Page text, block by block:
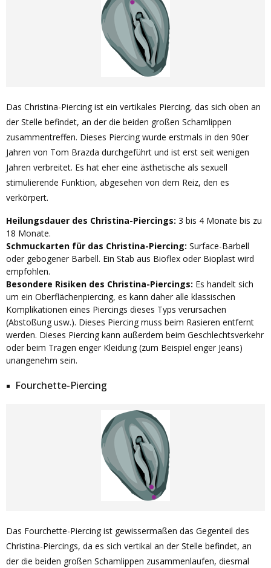
Das Christina-Piercing ist ein vertikales Piercing, das sich oben an
der Stelle befindet, an der die beiden großen Schamlippen
zusammentreffen. Dieses Piercing wurde erstmals in den 90er
Jahren von Tom Brazda durchgeführt und ist erst seit wenigen
Jahren verbreitet. Es hat eher eine ästhetische als sexuell
stimulierende Funktion, abgesehen von dem Reiz, den es
verkörpert.
Heilungsdauer des Christina-Piercings: 3 bis 4 Monate bis zu
18 Monate.
Schmuckarten für das Christina-Piercing: Surface-Barbell
oder gebogener Barbell. Ein Stab aus Bioflex oder Bioplast wird
empfohlen.
Besondere Risiken des Christina-Piercings: Es handelt sich
um ein Oberflächenpiercing, es kann daher alle klassischen
Komplikationen eines Piercings dieses Typs verursachen
(Abstoßung usw.). Dieses Piercing muss beim Rasieren entfernt
werden. Dieses Piercing kann außerdem beim Geschlechtsverkehr
oder beim Tragen enger Kleidung (zum Beispiel enger Jeans)
unangenehm sein.
Fourchette-Piercing
Das Fourchette-Piercing ist gewissermaßen das Gegenteil des
Christina-Piercings, da es sich vertikal an der Stelle befindet, an
der die beiden großen Schamlippen zusammenlaufen, diesmal